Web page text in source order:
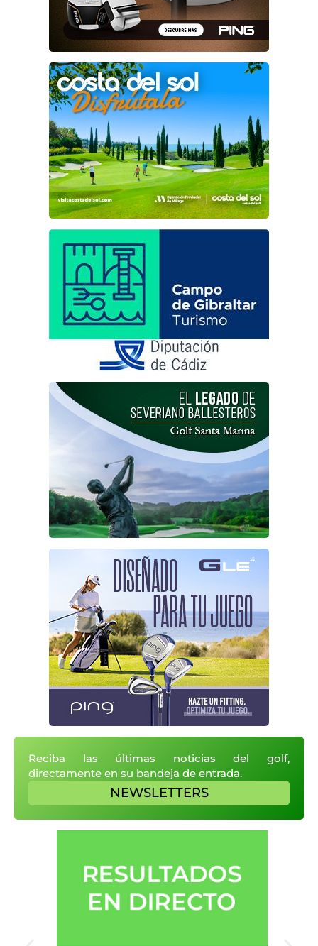
Reciba las últimas noticias del golf,
directamente en su bandeja de entrada.
NEWSLETTERS